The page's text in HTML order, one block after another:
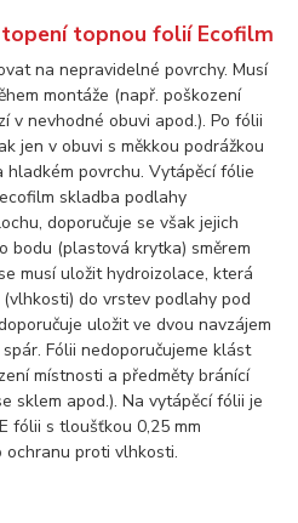
topnou folií Ecofilm
na nepravidelné povrchy. Musí
montáže (např. poškození
v nevhodné obuvi apod.). Po fólii
jen v obuvi s měkkou podrážkou
hladkém povrchu.Vytápěcí fólie
doporučuje se však jejich
bodu (plastová krytka) směrem
musí uložit hydroizolace, která
do vrstev podlahy pod
uložit ve dvou navzájem
Fólii nedoporučujeme klást
místnosti a předměty bránící
sklem apod.). Na vytápěcí fólii je
fólii s tloušťkou 0,25 mm
ochranu proti vlhkosti.